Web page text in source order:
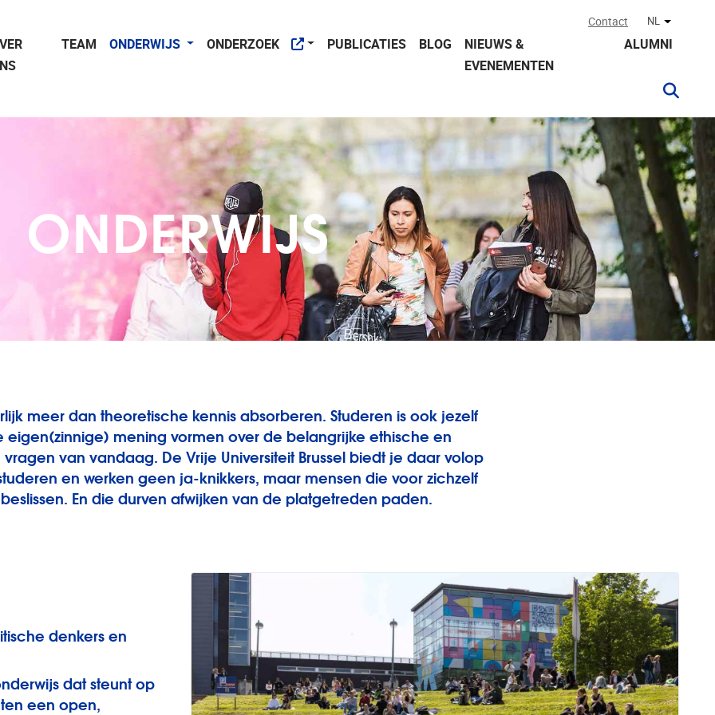
Contact NL Andere
TEAM ONDERWIJS ONDERZOEK PUBLICATIES BLOG
NIEUWS &
EVENEMENTEN
ALUMNI
ONDERWIJS
meer dan theoretische kennis absorberen. Studeren is ook jezelf
eigen(zinnige) mening vormen over de belangrijke ethische en
van vandaag. De Vrije Universiteit Brussel biedt je daar volop
en werken geen ja-knikkers, maar mensen die voor zichzelf
En die durven afwijken van de platgetreden paden.
denkers en
dat steunt op
een open,